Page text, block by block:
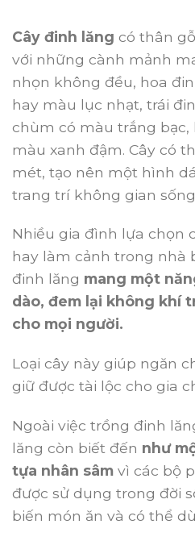
Cây đinh lăng có thân
với những cành mảnh
nhọn không đều, hoa
hay màu lục nhạt, trái
chùm có màu trắng bạc,
màu xanh đậm. Cây có
mét, tạo nên một hình
trang trí không gian
Nhiều gia đình lựa chọn
hay làm cảnh trong nhà
đinh lăng mang một
dào, đem lại không khí
cho mọi người.
Loại cây này giúp ngăn
giữ được tài lộc cho gia
Ngoài việc trồng đinh
lăng còn biết đến như
tựa nhân sâm vì các bộ
được sử dụng trong đời
biến món ăn và có thể